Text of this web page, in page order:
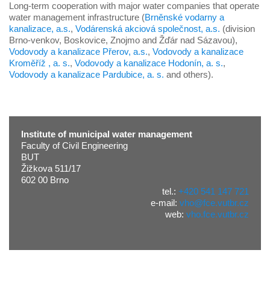
Long-term cooperation with major water companies that operate
water management infrastructure (Brněnské vodarny a
kanalizace, a.s., Vodárenská akciová společnost, a.s. (division
Brno-venkov, Boskovice, Znojmo and Žďár nad Sázavou),
Vodovody a kanalizace Přerov, a.s., Vodovody a kanalizace
Kroměříž , a. s., Vodovody a kanalizace Hodonín, a. s.,
Vodovody a kanalizace Pardubice, a. s. and others).
Institute of municipal water management
Faculty of Civil Engineering
BUT
Žižkova 511/17
602 00 Brno
tel.: +420 541 147 721
e-mail: vho@fce.vutbr.cz
web: vho.fce.vutbr.cz